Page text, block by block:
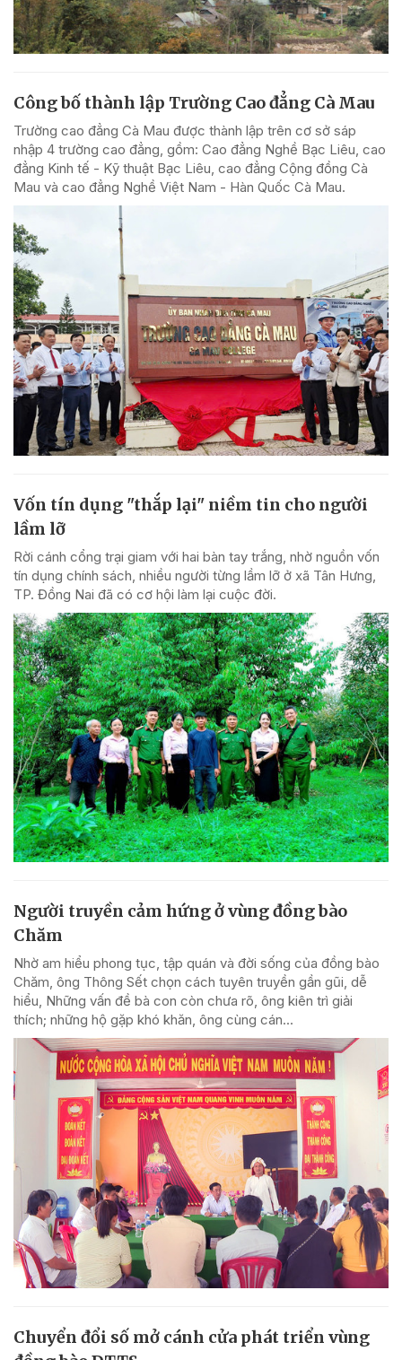
Công bố thành lập Trường Cao đẳng Cà Mau
Trường cao đẳng Cà Mau được thành lập trên cơ sở sáp
nhập 4 trường cao đẳng, gồm: Cao đẳng Nghề Bạc Liêu, cao
đẳng Kinh tế - Kỹ thuật Bạc Liêu, cao đẳng Cộng đồng Cà
Mau và cao đẳng Nghề Việt Nam - Hàn Quốc Cà Mau.
Vốn tín dụng "thắp lại" niềm tin cho người
lầm lỡ
Rời cánh cổng trại giam với hai bàn tay trắng, nhờ nguồn vốn
tín dụng chính sách, nhiều người từng lầm lỡ ở xã Tân Hưng,
TP. Đồng Nai đã có cơ hội làm lại cuộc đời.
Người truyền cảm hứng ở vùng đồng bào
Chăm
Nhờ am hiểu phong tục, tập quán và đời sống của đồng bào
Chăm, ông Thông Sết chọn cách tuyên truyền gần gũi, dễ
hiểu, Những vấn đề bà con còn chưa rõ, ông kiên trì giải
thích; những hộ gặp khó khăn, ông cùng cán...
Chuyển đổi số mở cánh cửa phát triển vùng